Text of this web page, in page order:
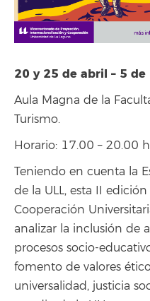
20 y 25 de abril – 5 de
Aula Magna de la
Turismo.
Horario: 17.00 – 20.00 h
Teniendo en cuenta la
de la ULL, esta II
Cooperación
analizar la inclusión de
procesos socio-
fomento de valores
universalidad, justicia